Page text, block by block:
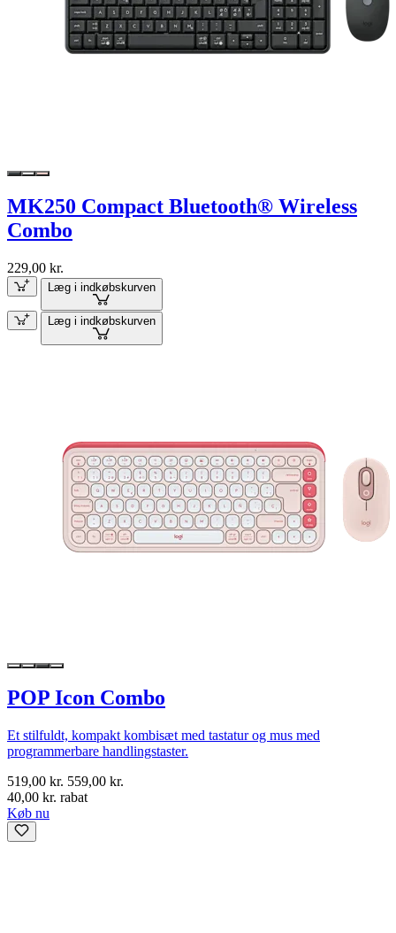
MK250 Compact Bluetooth® Wireless
Combo
229,00 kr.
Læg i indkøbskurven
Læg i indkøbskurven
POP Icon Combo
Et stilfuldt, kompakt kombisæt med tastatur og mus med
programmerbare handlingstaster.
519,00 kr. 559,00 kr.
40,00 kr. rabat
Køb nu